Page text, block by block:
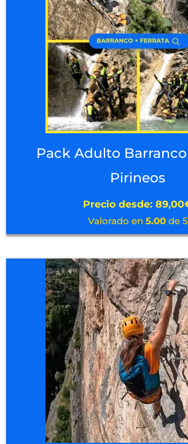
Pack Adulto
Pirineos
Precio desde: 89,00
Valorado en 5.00de 5